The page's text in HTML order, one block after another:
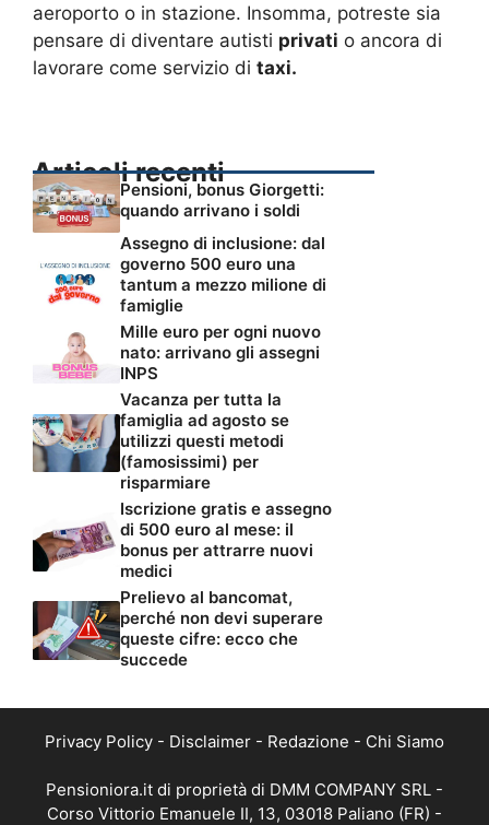
aeroporto o in stazione. Insomma, potreste sia
pensare di diventare autisti privati o ancora di
lavorare come servizio di taxi.
Articoli recenti
Pensioni, bonus Giorgetti:
quando arrivano i soldi
Assegno di inclusione: dal
governo 500 euro una
tantum a mezzo milione di
famiglie
Mille euro per ogni nuovo
nato: arrivano gli assegni
INPS
Vacanza per tutta la
famiglia ad agosto se
utilizzi questi metodi
(famosissimi) per
risparmiare
Iscrizione gratis e assegno
di 500 euro al mese: il
bonus per attrarre nuovi
medici
Prelievo al bancomat,
perché non devi superare
queste cifre: ecco che
succede
Privacy Policy - Disclaimer - Redazione - Chi Siamo
Pensioniora.it di proprietà di DMM COMPANY SRL -
Corso Vittorio Emanuele II, 13, 03018 Paliano (FR) -